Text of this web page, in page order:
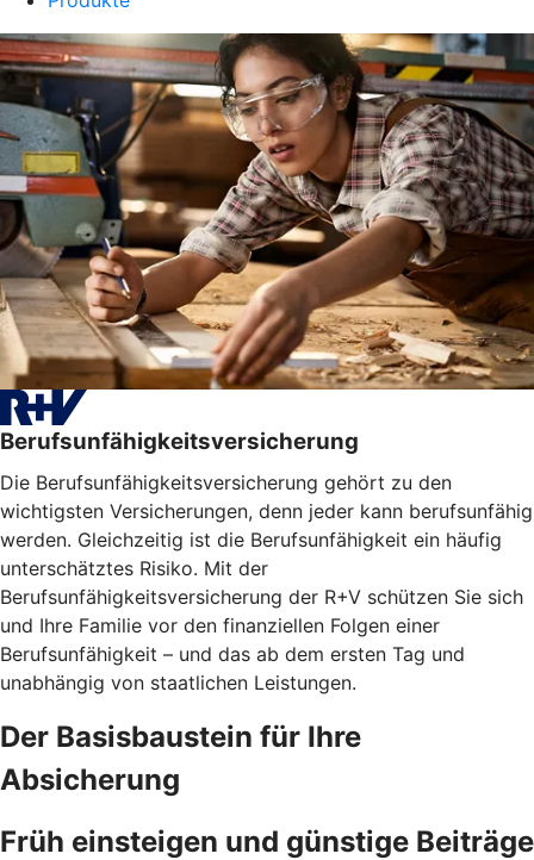
Berufsunfähigkeitsversicherung
Die Berufsunfähigkeitsversicherung gehört zu den
wichtigsten Versicherungen, denn jeder kann berufsunfähig
werden. Gleichzeitig ist die Berufsunfähigkeit ein häufig
unterschätztes Risiko. Mit der
Berufsunfähigkeitsversicherung der R+V schützen Sie sich
und Ihre Familie vor den finanziellen Folgen einer
Berufsunfähigkeit – und das ab dem ersten Tag und
unabhängig von staatlichen Leistungen.
Der Basisbaustein für Ihre
Absicherung
Früh einsteigen und günstige Beiträge